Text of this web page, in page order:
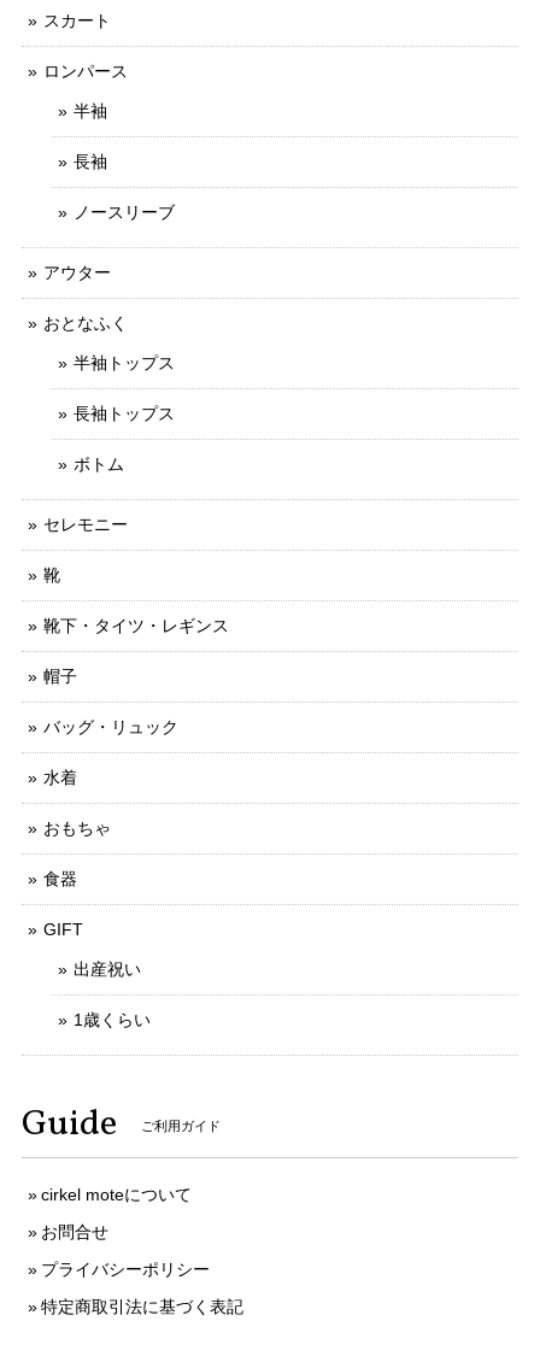
スカート
ロンパース
半袖
長袖
ノースリーブ
アウター
おとなふく
半袖トップス
長袖トップス
ボトム
セレモニー
靴
靴下・タイツ・レギンス
帽子
バッグ・リュック
水着
おもちゃ
食器
GIFT
出産祝い
1歳くらい
Guide ご利用ガイド
cirkel moteについて
お問合せ
プライバシーポリシー
特定商取引法に基づく表記